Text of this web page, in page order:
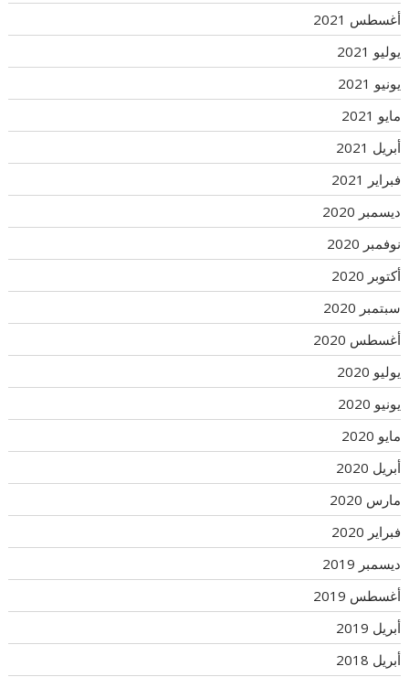
أغسطس 2021
يوليو 2021
يونيو 2021
مايو 2021
أبريل 2021
فبراير 2021
ديسمبر 2020
نوفمبر 2020
أكتوبر 2020
سبتمبر 2020
أغسطس 2020
يوليو 2020
يونيو 2020
مايو 2020
أبريل 2020
مارس 2020
فبراير 2020
ديسمبر 2019
أغسطس 2019
أبريل 2019
أبريل 2018